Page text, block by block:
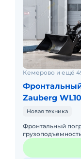
Кемерово и ещё
Zauberg WL10
Новая техника
Фронтальный
массой 2300 кг. В наличии на складах РФ.
Действующее